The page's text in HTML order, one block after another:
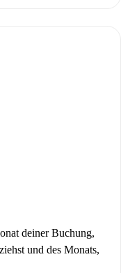
deiner Buchung,
und des Monats,